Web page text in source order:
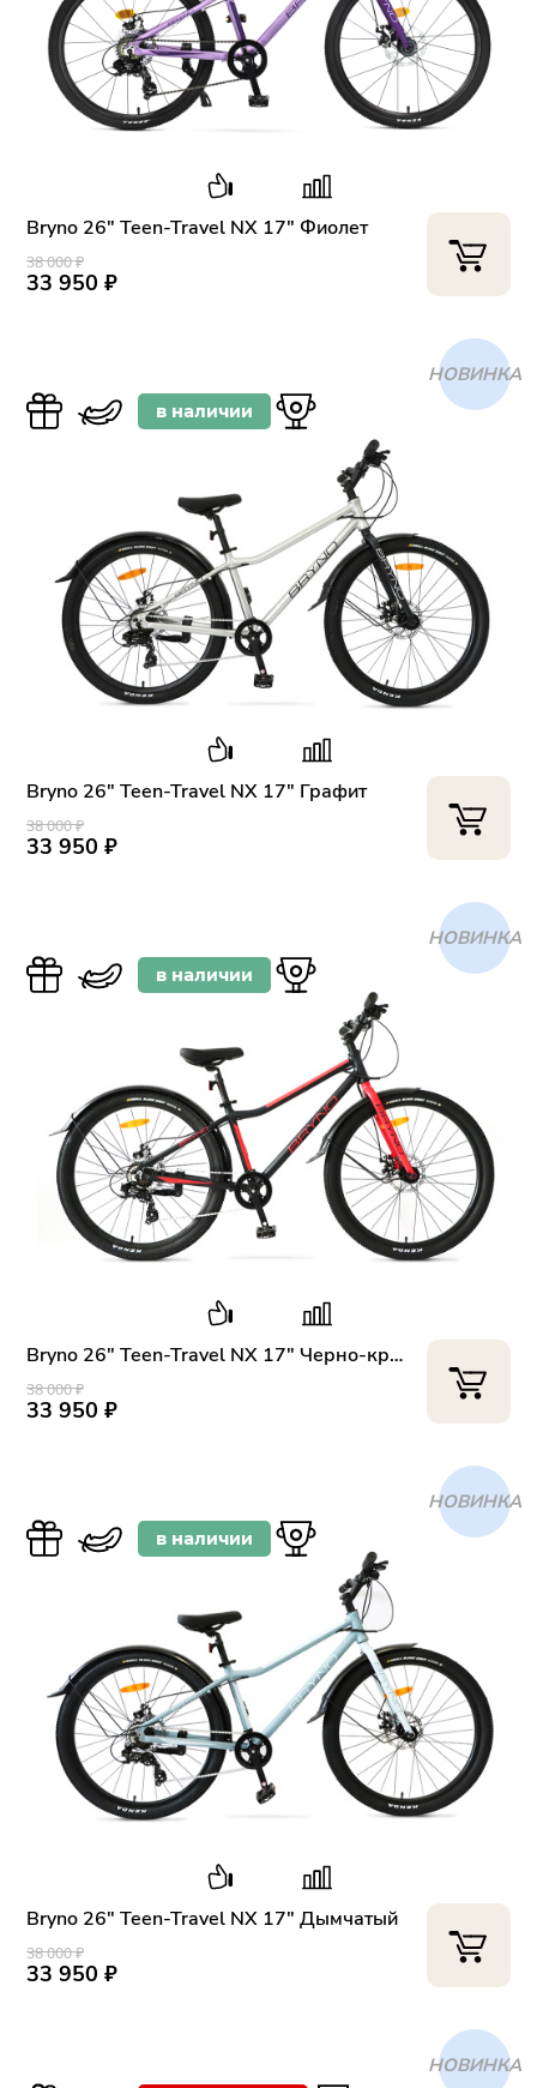
Bryno 26" Teen-Travel NX 17" Фиолет
38 000 ₽
33 950 ₽
в наличии
ХИТ
Bryno 26" Teen-Travel NX 17" Графит
38 000 ₽
33 950 ₽
в наличии
ХИТ
Bryno 26" Teen-Travel NX 17" Черно-красный
38 000 ₽
33 950 ₽
в наличии
ХИТ
Bryno 26" Teen-Travel NX 17" Дымчатый
38 000 ₽
33 950 ₽
ХИТ